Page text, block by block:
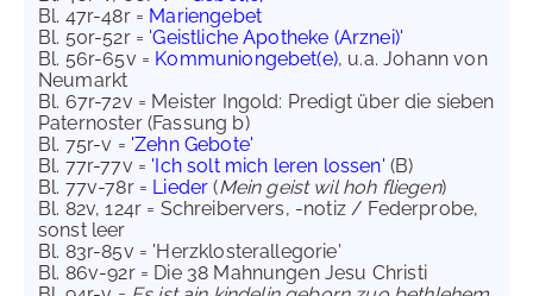
Bl. 47r-48r = Mariengebet
Bl. 50r-52r = 'Geistliche Apotheke (Arznei)'
Bl. 56r-65v = Kommuniongebet(e), u.a. Johann von
Neumarkt
Bl. 67r-72v = Meister Ingold: Predigt über die sieben
Paternoster (Fassung b)
Bl. 75r-v = 'Zehn Gebote'
Bl. 77r-77v = 'Ich solt mich leren lossen' (B)
Bl. 77v-78r = Lieder (Mein geist wil hoh fliegen)
Bl. 82v, 124r = Schreibervers, -notiz / Federprobe,
sonst leer
Bl. 83r-85v = 'Herzklosterallegorie'
Bl. 86v-92r = Die 38 Mahnungen Jesu Christi